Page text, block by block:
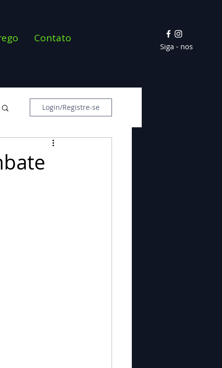
Contato
Siga - nos
Login/Registre-se